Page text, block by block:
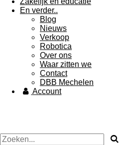
En verder..
Blog
Nieuws
Verkoop
Robotica
Over ons
Waar zitten we
Contact
DBB Mechelen
Account